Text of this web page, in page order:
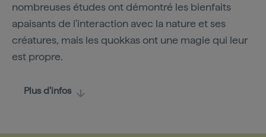
nombreuses études ont démontré les bienfaits
apaisants de l'interaction avec la nature et ses
créatures, mais les quokkas ont une magie qui leur
est propre.
Plus d'infos